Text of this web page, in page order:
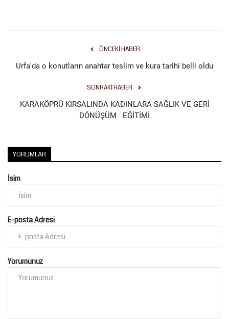
ÖNCEKI HABER
Urfa'da o konutların anahtar teslim ve kura tarihi belli oldu
SONRAKI HABER
KARAKÖPRÜ KIRSALINDA KADINLARA SAĞLIK VE GERİ
DÖNÜŞÜM EĞİTİMİ
YORUMLAR
İsim
E-posta Adresi
Yorumunuz